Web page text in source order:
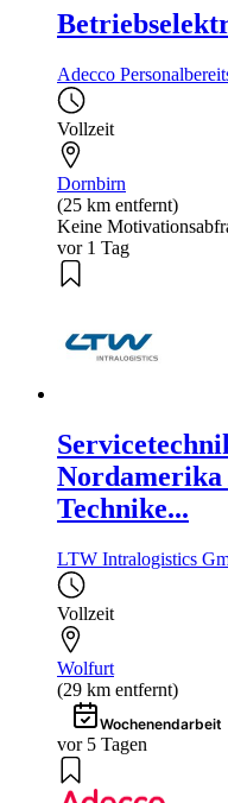
Adecco
Vollzeit
Dornbirn
(25 km entfernt)
Keine
vor 1 Tag
Technike...
LTW Intralogistics
Vollzeit
Wolfurt
(29 km entfernt)
Wochenendarbeit
vor 5 Tagen